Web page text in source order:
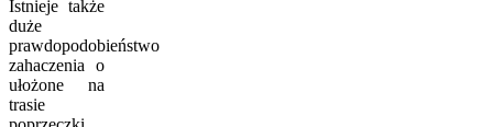
Istnieje także
duże
prawdopodobieństwo
zahaczenia o
ułożone na
trasie